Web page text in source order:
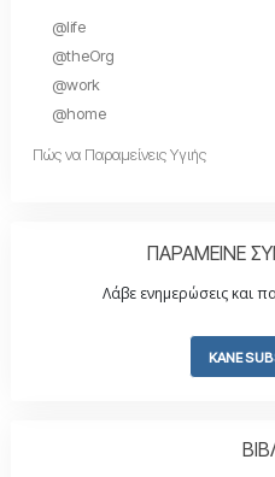
@life
@theOrg
@work
@home
Πώς να Παραμείνεις Υγιής
ΠΑΡΑΜΕΙΝΕ
Λάβε ενημερώσεις και
ΚΑΝΕ